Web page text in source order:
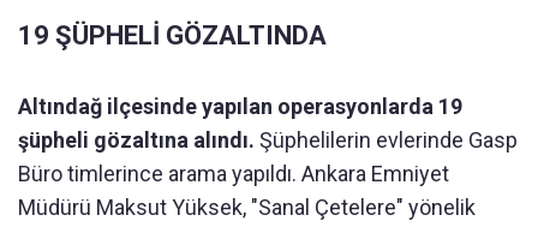
19 ŞÜPHELİ GÖZALTINDA
Altındağ ilçesinde yapılan operasyonlarda 19
şüpheli gözaltına alındı. Şüphelilerin evlerinde Gasp
Büro timlerince arama yapıldı. Ankara Emniyet
Müdürü Maksut Yüksek, "Sanal Çetelere" yönelik